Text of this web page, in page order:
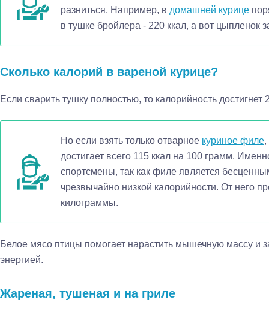
разниться. Например, в домашней курице
в тушке бройлера - 220 ккал, а вот цыпленок
Сколько калорий в вареной курице?
Если сварить тушку полностью, то калорийность достигнет
Но если взять только отварное куриное филе,
достигает всего 115 ккал на 100 грамм.
спортсмены, так как филе является
чрезвычайно низкой калорийности. От него
килограммы.
Белое мясо птицы помогает нарастить мышечную массу и
энергией.
Жареная, тушеная и на гриле